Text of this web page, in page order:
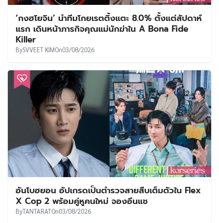
‘กงฮโยจิน’ นำทีมโกยเรตติ้งแตะ 8.0% ตั้งแต่สัปดาห์
แรก เดินหน้าภารกิจคุณแม่นักฆ่าใน A Bona Fide
Killer
BySVVEET KIMOn03/08/2026
อันโบฮยอน อัปเกรดเป็นตำรวจสายสืบเต็มตัวใน Flex
X Cop 2 พร้อมคู่หูคนใหม่ จองอึนแช
ByTANTARATOn03/08/2026